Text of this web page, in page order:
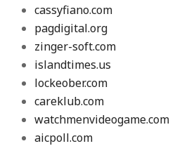
cassyfiano.com
pagdigital.org
zinger-soft.com
islandtimes.us
lockeober.com
careklub.com
watchmenvideogame.com
aicpoll.com